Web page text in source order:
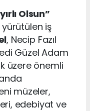
Olsun”
yürütülen iş
, Necip Fazıl
Güzel Adam
üzere önemli
müzeler,
edebiyat ve